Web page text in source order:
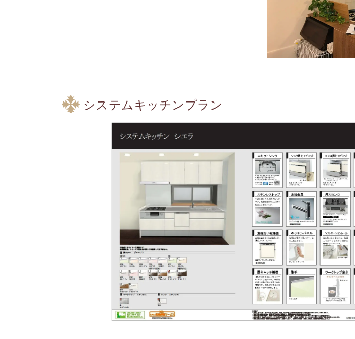
システムキッチンプラン